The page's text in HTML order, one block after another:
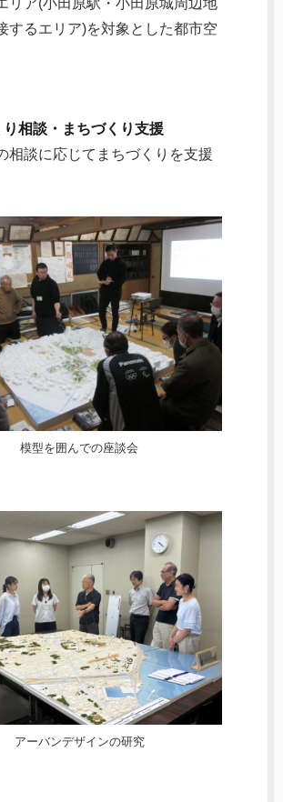
リア(小田原駅・小田原城周辺地
するエリア)を対象とした都市空
相談・まちづくり支援
相談に応じてまちづくりを支援
模型を囲んでの座談会
アーバンデザインの研究